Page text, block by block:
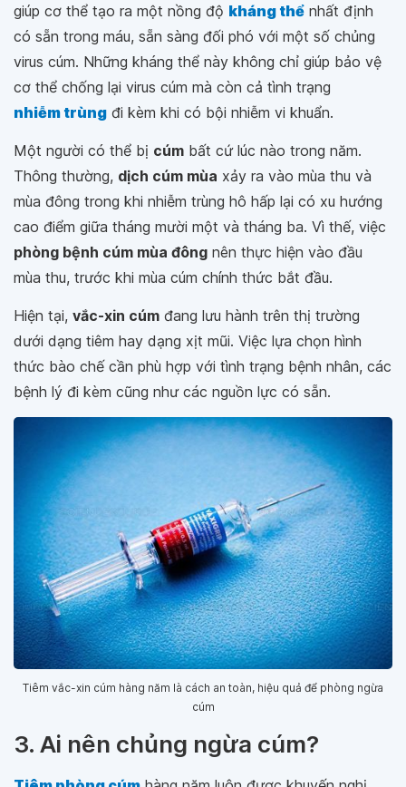
giúp cơ thể tạo ra một nồng độ kháng thể nhất định
có sẵn trong máu, sẵn sàng đối phó với một số chủng
virus cúm. Những kháng thể này không chỉ giúp bảo vệ
cơ thể chống lại virus cúm mà còn cả tình trạng
nhiễm trùng đi kèm khi có bội nhiễm vi khuẩn.
Một người có thể bị cúm bất cứ lúc nào trong năm.
Thông thường, dịch cúm mùa xảy ra vào mùa thu và
mùa đông trong khi nhiễm trùng hô hấp lại có xu hướng
cao điểm giữa tháng mười một và tháng ba. Vì thế, việc
phòng bệnh cúm mùa đông nên thực hiện vào đầu
mùa thu, trước khi mùa cúm chính thức bắt đầu.
Hiện tại, vắc-xin cúm đang lưu hành trên thị trường
dưới dạng tiêm hay dạng xịt mũi. Việc lựa chọn hình
thức bào chế cần phù hợp với tình trạng bệnh nhân, các
bệnh lý đi kèm cũng như các nguồn lực có sẵn.
Tiêm vắc-xin cúm hàng năm là cách an toàn, hiệu quả để phòng ngừa
cúm
3. Ai nên chủng ngừa cúm?